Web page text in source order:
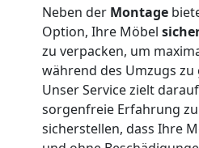
Neben der Montage
Option, Ihre Möbel
zu verpacken, um
während des Umzugs
Unser Service zielt
sorgenfreie Erfahrung
sicherstellen, dass Ihre
Traun
Mini
Umzug